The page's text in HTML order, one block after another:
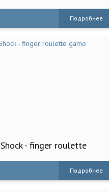
Подробнее
Shock - finger roulette
Подробнее